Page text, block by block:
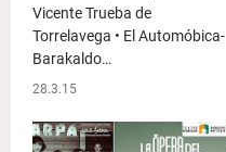
Vicente Trueba de
Torrelavega • El Automóbica-
Barakaldo…
28.3.15